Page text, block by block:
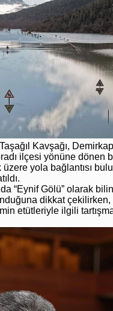
Kavşağı,
ilçesi yönüne dönen
üzere yola bağlantısı
“Eynif Gölü” olarak
dikkat
etütleriyle ilgili